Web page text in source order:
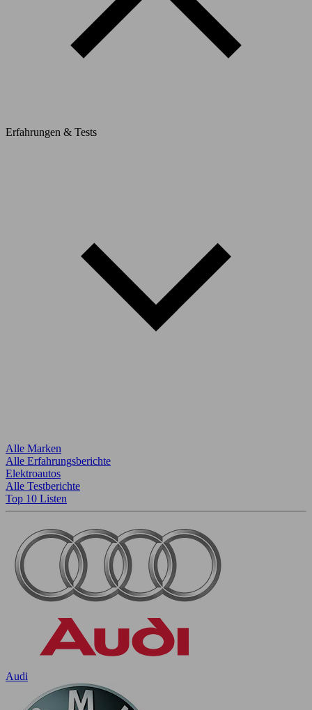
Erfahrungen & Tests
Alle Marken
Alle Erfahrungsberichte
Elektroautos
Alle Testberichte
Top 10 Listen
Audi